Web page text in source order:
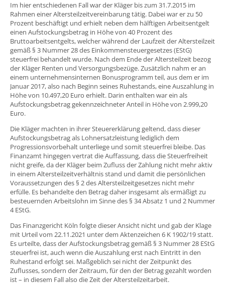
Im hier entschiedenen Fall war der Kläger bis zum 31.7.2015 im
Rahmen einer Altersteilzeitvereinbarung tätig. Dabei war er zu 50
Prozent beschäftigt und erhielt neben dem hälftigen Arbeitsentgelt
einen Aufstockungsbetrag in Höhe von 40 Prozent des
Bruttoarbeitsentgelts, welcher während der Laufzeit der Altersteilzeit
gemäß § 3 Nummer 28 des Einkommensteuergesetzes (EStG)
steuerfrei behandelt wurde. Nach dem Ende der Altersteilzeit bezog
der Kläger Renten und Versorgungsbezüge. Zusätzlich nahm er an
einem unternehmensinternen Bonusprogramm teil, aus dem er im
Januar 2017, also nach Beginn seines Ruhestands, eine Auszahlung in
Höhe von 10.497,20 Euro erhielt. Darin enthalten war ein als
Aufstockungsbetrag gekennzeichneter Anteil in Höhe von 2.999,20
Euro.
Die Kläger machten in ihrer Steuererklärung geltend, dass dieser
Aufstockungsbetrag als Lohnersatzleistung lediglich dem
Progressionsvorbehalt unterliege und somit steuerfrei bleibe. Das
Finanzamt hingegen vertrat die Auffassung, dass die Steuerfreiheit
nicht greife, da der Kläger beim Zufluss der Zahlung nicht mehr aktiv
in einem Altersteilzeitverhältnis stand und damit die persönlichen
Voraussetzungen des § 2 des Altersteilzeitgesetzes nicht mehr
erfülle. Es behandelte den Betrag daher insgesamt als ermäßigt zu
besteuernden Arbeitslohn im Sinne des § 34 Absatz 1 und 2 Nummer
4 EStG.
Das Finanzgericht Köln folgte dieser Ansicht nicht und gab der Klage
mit Urteil vom 22.11.2021 unter dem Aktenzeichen 6 K 1902/19 statt.
Es urteilte, dass der Aufstockungsbetrag gemäß § 3 Nummer 28 EStG
steuerfrei ist, auch wenn die Auszahlung erst nach Eintritt in den
Ruhestand erfolgt sei. Maßgeblich sei nicht der Zeitpunkt des
Zuflusses, sondern der Zeitraum, für den der Betrag gezahlt worden
ist – in diesem Fall also die Zeit der Altersteilzeitarbeit.